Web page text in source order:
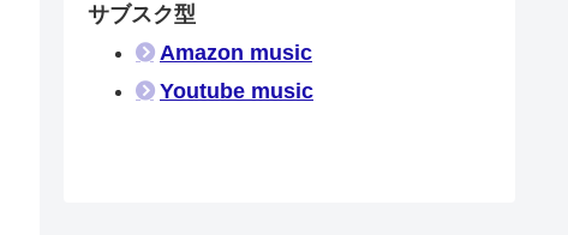
サブスク型
Amazon music
Youtube music